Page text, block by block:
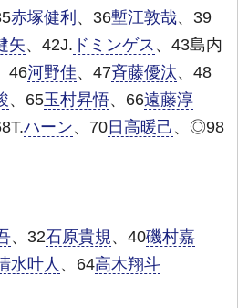
赤塚健利 、36塹江敦哉、39
矢、42J. ドミンゲス 、43島内
46河野佳、47斉藤優汰、48
、65玉村昇悟、66遠藤淳
ハーン、70日高暖己 、◎98
、32石原貴規 、40磯村嘉
水叶人 、64高木翔斗